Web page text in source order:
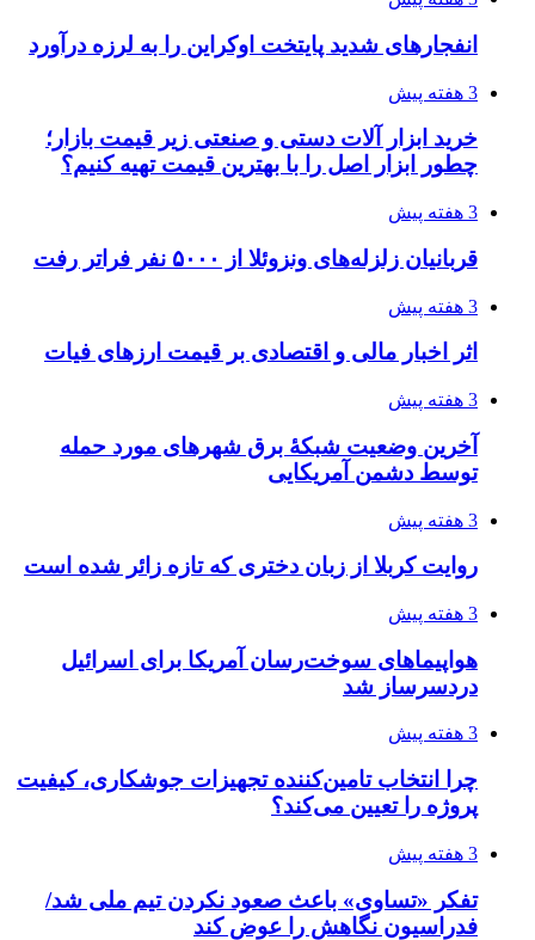
انفجارهای شدید پایتخت اوکراین را به لرزه درآورد
3 هفته پیش
خرید ابزار آلات دستی و صنعتی زیر قیمت بازار؛
چطور ابزار اصل را با بهترین قیمت تهیه کنیم؟
3 هفته پیش
قربانیان زلزله‌های ونزوئلا از ۵۰۰۰ نفر فراتر رفت
3 هفته پیش
اثر اخبار مالی و اقتصادی بر قیمت ارزهای فیات
3 هفته پیش
آخرین وضعیت شبکۀ برق شهرهای مورد حمله
توسط دشمن آمریکایی
3 هفته پیش
روایت کربلا از زبان دختری که تازه زائر شده است
3 هفته پیش
هواپیماهای سوخت‌رسان آمریکا برای اسرائیل
دردسرساز شد
3 هفته پیش
چرا انتخاب تامین‌کننده تجهیزات جوشکاری، کیفیت
پروژه را تعیین می‌کند؟
3 هفته پیش
تفکر «تساوی» باعث صعود نکردن تیم ملی شد/
فدراسیون نگاهش را عوض کند